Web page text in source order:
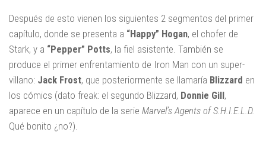
Después de esto vienen los siguientes 2 segmentos del primer
capítulo, donde se presenta a “Happy” Hogan, el chofer de
Stark, y a “Pepper” Potts, la fiel asistente. También se
produce el primer enfrentamiento de Iron Man con un super-
villano: Jack Frost, que posteriormente se llamaría Blizzard en
los cómics (dato freak: el segundo Blizzard, Donnie Gill,
aparece en un capítulo de la serie Marvel’s Agents of S.H.I.E.L.D.
Qué bonito ¿no?).